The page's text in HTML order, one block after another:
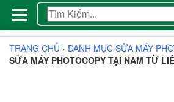
TRANG CHỦ › DANH MỤC SỬA MÁY
SỬA MÁY PHOTOCOPY TẠI NAM TỪ